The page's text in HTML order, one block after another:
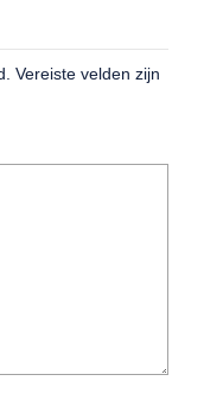
Vereiste velden zijn